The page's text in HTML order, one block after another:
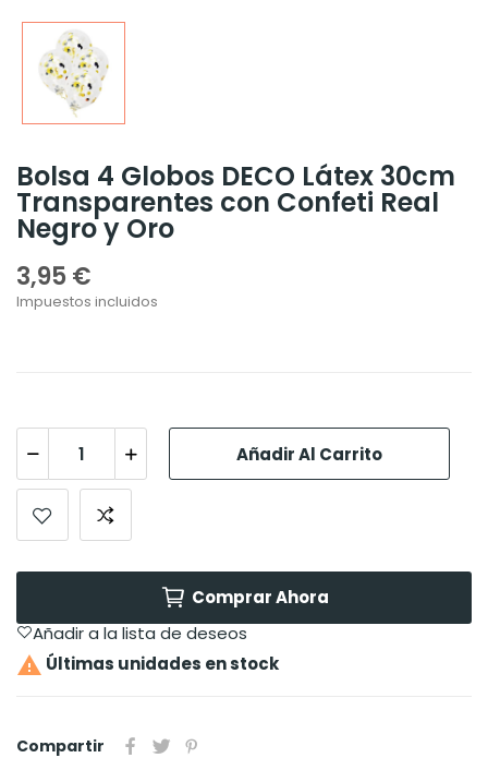
Bolsa 4 Globos DECO Látex 30cm
Transparentes con Confeti Real
Negro y Oro
3,95 €
Impuestos incluidos
Añadir Al Carrito
Comprar Ahora
Añadir a la lista de deseos
 Últimas unidades en stock
Compartir